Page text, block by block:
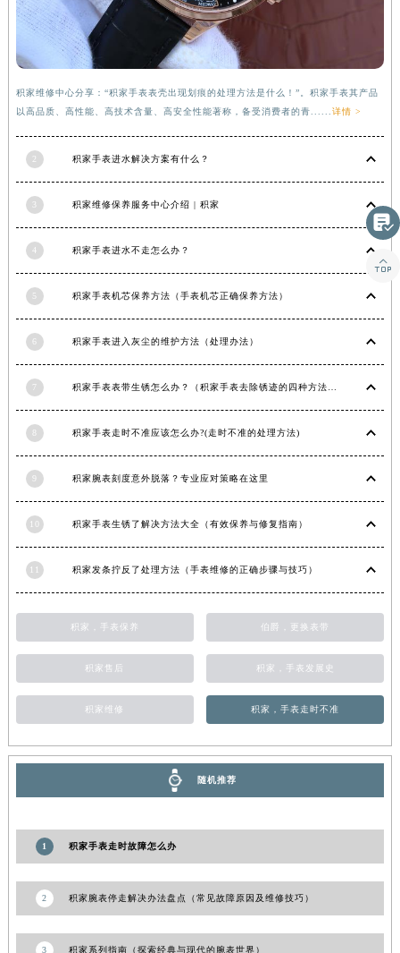
积家维修中心分享：“积家手表表壳出现划痕的处理方法是什么！”。积家手表其产品
以高品质、高性能、高技术含量、高安全性能著称，备受消费者的青......详情 >
2 积家手表进水解决方案有什么？
积家维修保养服务中心介绍 | 积家
4 积家手表进水不走怎么办？
5 积家手表机芯保养方法（手表机芯正确保养方法）
6 积家手表进入灰尘的维护方法（处理办法）
7 积家手表表带生锈怎么办？（积家手表去除锈迹的四种方法）
积家手表走时不准应该怎么办?(走时不准的处理方法)
9 积家腕表刻度意外脱落？专业应对策略在这里
积家手表生锈了解决方法大全（有效保养与修复指南）
积家发条拧反了处理方法（手表维修的正确步骤与技巧）
积家，手表保养 伯爵，更换表带
积家售后 积家，手表发展史
积家维修 积家，手表走时不准
随机推荐
1 积家手表走时故障怎么办
2 积家腕表停走解决办法盘点（常见故障原因及维修技巧）
3 积家系列指南（探索经典与现代的腕表世界）

